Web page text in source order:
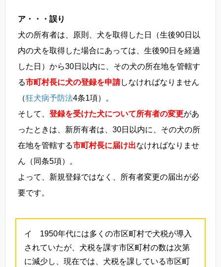
ア・・・誤り
犬の所有者は、原則、犬を取得した日（生後90日以
内の犬を取得した場合にあっては、生後90日を経過
した日）から30日以内に、その犬の所在地を管轄す
る市町村長に犬の登録を申請しなければなりません
（狂犬病予防法4条1項）。
そして、 登録を受けた犬について所有者の変更があ
ったときは、新所有者は、30日以内に、その犬の所
在地を管轄する市町村長に届け出なければなりませ
ん（同条5項）。
よって、新規登録ではなく、所有者変更の届出が必
要です。
イ 1950年代には多くの市区町村で犬税が導入
されていたが、犬税を課す市区町村の数は次第
に減少し、現在では、犬税を課している市区町